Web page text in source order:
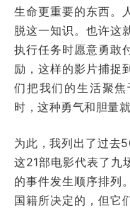
生命更重要的东西。
脱这一知识。也许这
执行任务时愿意勇敢
励，这样的影片捕捉
们把我们的生活聚
时，这种勇气和胆量
为此，我列出了过去
这21部电影代表了九
的事件发生顺序排列
国籍所决定的，但它